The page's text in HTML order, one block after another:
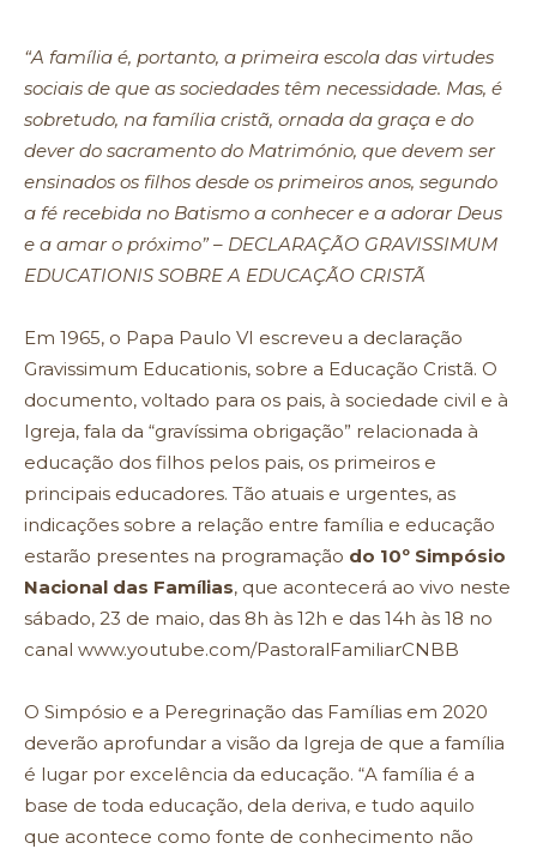
“A família é, portanto, a primeira escola das virtudes
sociais de que as sociedades têm necessidade. Mas, é
sobretudo, na família cristã, ornada da graça e do
dever do sacramento do Matrimónio, que devem ser
ensinados os filhos desde os primeiros anos, segundo
a fé recebida no Batismo a conhecer e a adorar Deus
e a amar o próximo” – DECLARAÇÃO GRAVISSIMUM
EDUCATIONIS SOBRE A EDUCAÇÃO CRISTÃ
Em 1965, o Papa Paulo VI escreveu a declaração
Gravissimum Educationis, sobre a Educação Cristã. O
documento, voltado para os pais, à sociedade civil e à
Igreja, fala da “gravíssima obrigação” relacionada à
educação dos filhos pelos pais, os primeiros e
principais educadores. Tão atuais e urgentes, as
indicações sobre a relação entre família e educação
estarão presentes na programação do 10º Simpósio
Nacional das Famílias, que acontecerá ao vivo neste
sábado, 23 de maio, das 8h às 12h e das 14h às 18 no
canal www.youtube.com/PastoralFamiliarCNBB
O Simpósio e a Peregrinação das Famílias em 2020
deverão aprofundar a visão da Igreja de que a família
é lugar por excelência da educação. “A família é a
base de toda educação, dela deriva, e tudo aquilo
que acontece como fonte de conhecimento não